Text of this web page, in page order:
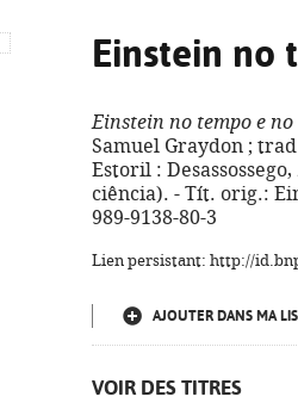
Einstein no
Einstein no tempo e no
Samuel Graydon ;
Estoril :
ciência). - Tít. orig.:
989-9138-80-3
Lien persistant: http://
AJOUTER DANS MA
VOIR DES TITRES